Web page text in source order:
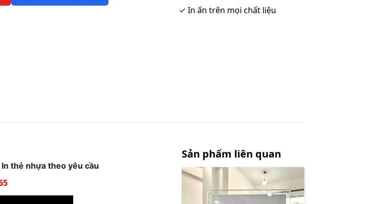
✓ In ấn trên mọi chất liệu
thẻ nhựa theo yêu cầu
Sản phẩm liên quan